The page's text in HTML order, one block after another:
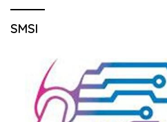
SMSI